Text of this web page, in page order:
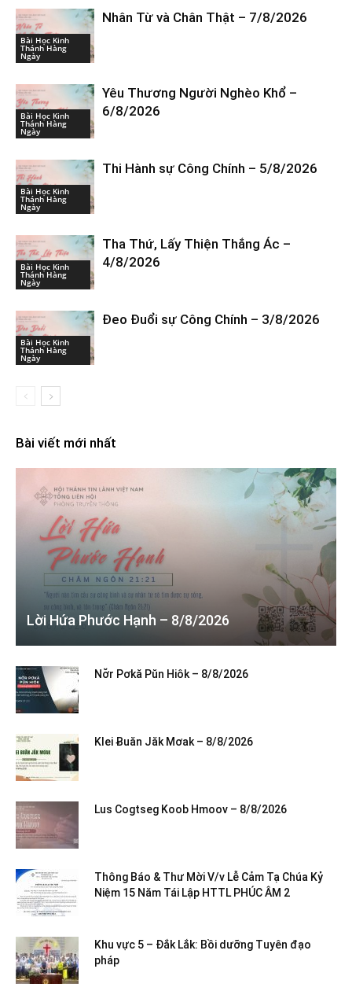
Bài Học Kinh
Thánh Hàng
Ngày
Nhân Từ và Chân Thật – 7/8/2026
Bài Học Kinh
Thánh Hàng
Ngày
Yêu Thương Người Nghèo Khổ –
6/8/2026
Bài Học Kinh
Thánh Hàng
Ngày
Thi Hành sự Công Chính – 5/8/2026
Bài Học Kinh
Thánh Hàng
Ngày
Tha Thứ, Lấy Thiện Thắng Ác –
4/8/2026
Bài Học Kinh
Thánh Hàng
Ngày
Đeo Đuổi sự Công Chính – 3/8/2026
Bài viết mới nhất
Lời Hứa Phước Hạnh – 8/8/2026
Nơ̆r Pơkă Pŭn Hiôk – 8/8/2026
Klei Ƀuăn Jăk Mơak – 8/8/2026
Lus Cogtseg Koob Hmoov – 8/8/2026
Thông Báo & Thư Mời V/v Lễ Cảm Tạ Chúa Kỷ
Niệm 15 Năm Tái Lập HTTL PHÚC ÂM 2
Khu vực 5 – Đắk Lắk: Bồi dưỡng Tuyên đạo
pháp